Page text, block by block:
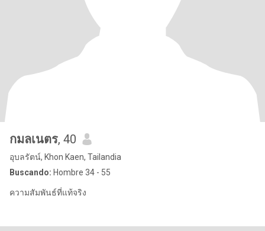
กมลเนตร, 40
อุบลรัตน์, Khon Kaen, Tailandia
Buscando: Hombre 34 - 55
ความสัมพันธ์ที่แท้จริง